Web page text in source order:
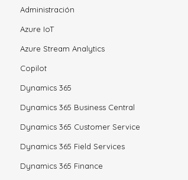
Administración
Azure IoT
Azure Stream Analytics
Copilot
Dynamics 365
Dynamics 365 Business Central
Dynamics 365 Customer Service
Dynamics 365 Field Services
Dynamics 365 Finance